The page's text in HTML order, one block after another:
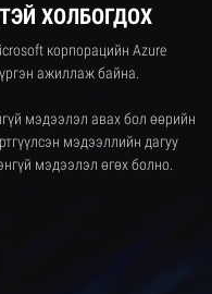
ХОЛБОГДОХ
корпорацийн Azure
ажиллаж байна.
мэдээлэл авах бол өөрийн
мэдээллийн дагуу
мэдээлэл өгөх болно.